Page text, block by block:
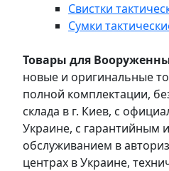
Свистки
Сумки
Товары для
новые и оригинальные
полной комплектации,
склада в г. Киев, с
Украине, с гарантийным
обслуживанием в
центрах в Украине,